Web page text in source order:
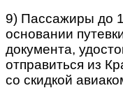
9) Пассажиры до
основании
документа,
отправиться из
со скидкой